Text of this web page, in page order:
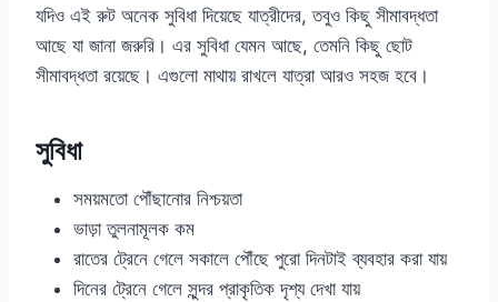
যদিও এই রুট অনেক সুবিধা দিয়েছে যাত্রীদের, তবুও কিছু সীমাবদ্ধতা
আছে যা জানা জরুরি। এর সুবিধা যেমন আছে, তেমনি কিছু ছোট
সীমাবদ্ধতা রয়েছে। এগুলো মাথায় রাখলে যাত্রা আরও সহজ হবে।
সুবিধা
সময়মতো পৌঁছানোর নিশ্চয়তা
ভাড়া তুলনামূলক কম
রাতের ট্রেনে গেলে সকালে পৌঁছে পুরো দিনটাই ব্যবহার করা যায়
দিনের ট্রেনে গেলে সুন্দর প্রাকৃতিক দৃশ্য দেখা যায়